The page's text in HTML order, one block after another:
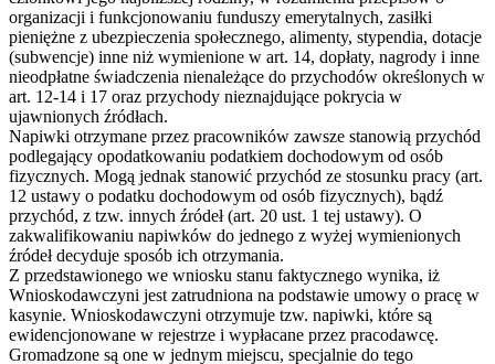
organizacji i funkcjonowaniu funduszy emerytalnych, zasiłki
pieniężne z ubezpieczenia społecznego, alimenty, stypendia, dotacje
(subwencje) inne niż wymienione w art. 14, dopłaty, nagrody i inne
nieodpłatne świadczenia nienależące do przychodów określonych w
art. 12-14 i 17 oraz przychody nieznajdujące pokrycia w
ujawnionych źródłach.
Napiwki otrzymane przez pracowników zawsze stanowią przychód
podlegający opodatkowaniu podatkiem dochodowym od osób
fizycznych. Mogą jednak stanowić przychód ze stosunku pracy (art.
12 ustawy o podatku dochodowym od osób fizycznych), bądź
przychód, z tzw. innych źródeł (art. 20 ust. 1 tej ustawy). O
zakwalifikowaniu napiwków do jednego z wyżej wymienionych
źródeł decyduje sposób ich otrzymania.
Z przedstawionego we wniosku stanu faktycznego wynika, iż
Wnioskodawczyni jest zatrudniona na podstawie umowy o pracę w
kasynie. Wnioskodawczyni otrzymuje tzw. napiwki, które są
ewidencjonowane w rejestrze i wypłacane przez pracodawcę.
Gromadzone są one w jednym miejscu, specjalnie do tego